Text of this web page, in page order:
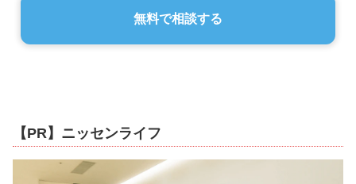
無料で相談する
【PR】ニッセンライフ